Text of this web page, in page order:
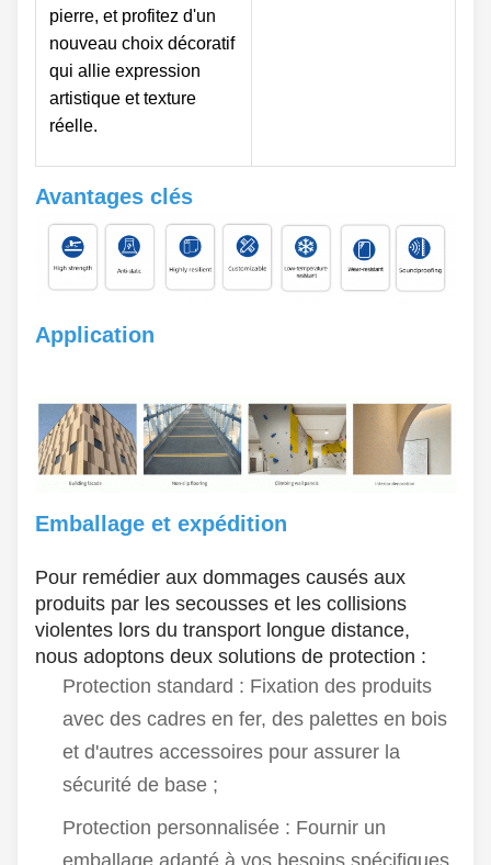
pierre, et profitez d'un
nouveau choix décoratif
qui allie expression
artistique et texture
réelle.
Avantages clés
Application
Emballage et expédition
Pour remédier aux dommages causés aux
produits par les secousses et les collisions
violentes lors du transport longue distance,
nous adoptons deux solutions de protection :
Protection standard : Fixation des produits
avec des cadres en fer, des palettes en bois
et d'autres accessoires pour assurer la
sécurité de base ;
Protection personnalisée : Fournir un